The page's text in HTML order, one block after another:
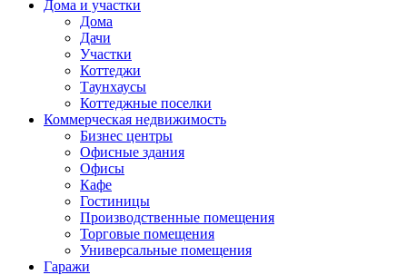
Дома и участки
Дома
Дачи
Участки
Коттеджи
Таунхаусы
Коттеджные поселки
Коммерческая недвижимость
Бизнес центры
Офисные здания
Офисы
Кафе
Гостиницы
Производственные помещения
Торговые помещения
Универсальные помещения
Гаражи